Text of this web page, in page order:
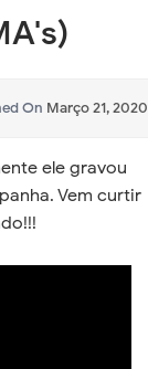
On Março 21, 2020
ele gravou
Vem curtir